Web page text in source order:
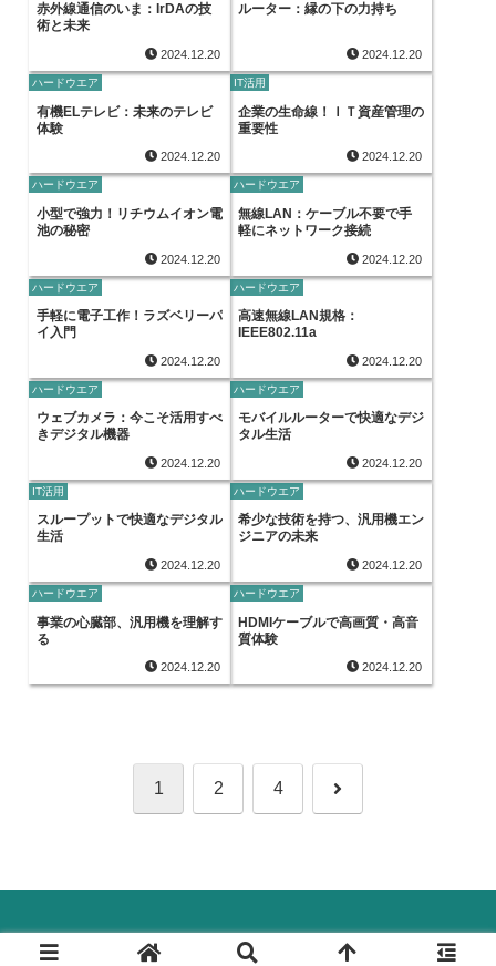
赤外線通信のいま：IrDAの技
術と未来
2024.12.20
ルーター：縁の下の力持ち
2024.12.20
ハードウエア
有機ELテレビ：未来のテレビ
体験
2024.12.20
IT活用
企業の生命線！ＩＴ資産管理の
重要性
2024.12.20
ハードウエア
小型で強力！リチウムイオン電
池の秘密
2024.12.20
ハードウエア
無線LAN：ケーブル不要で手
軽にネットワーク接続
2024.12.20
ハードウエア
手軽に電子工作！ラズベリーパ
イ入門
2024.12.20
ハードウエア
高速無線LAN規格：
IEEE802.11a
2024.12.20
ハードウエア
ウェブカメラ：今こそ活用すべ
きデジタル機器
2024.12.20
ハードウエア
モバイルルーターで快適なデジ
タル生活
2024.12.20
IT活用
スループットで快適なデジタル
生活
2024.12.20
ハードウエア
希少な技術を持つ、汎用機エン
ジニアの未来
2024.12.20
ハードウエア
事業の心臓部、汎用機を理解す
る
2024.12.20
ハードウエア
HDMIケーブルで高画質・高音
質体験
2024.12.20
1 2 4 次
© 2024 デジタル化(DX)のすべて.